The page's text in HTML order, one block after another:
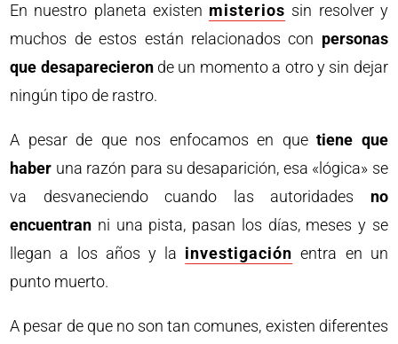
En nuestro planeta existen misterios sin resolver y
muchos de estos están relacionados con personas
que desaparecieronde un momento a otro y sin dejar
ningún tipo de rastro.
A pesar de que nos enfocamos en quetiene que
haber una razón para su desaparición, esa «lógica» se
va desvaneciendo cuando las autoridades no
encuentran ni una pista, pasan los días, meses y se
llegan a los años y la investigación entra en un
punto muerto.
A pesar de que no son tan comunes, existen diferentes